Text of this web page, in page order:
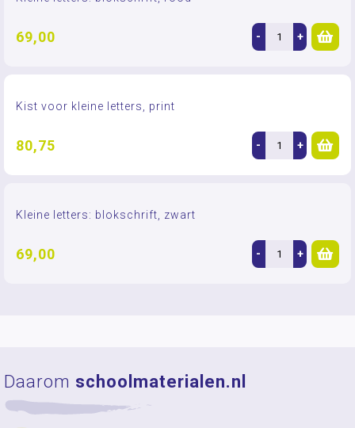
69,00 - +
Kist voor kleine letters, print
80,75 - +
Kleine letters: blokschrift, zwart
69,00 - +
Daarom schoolmaterialen.nl